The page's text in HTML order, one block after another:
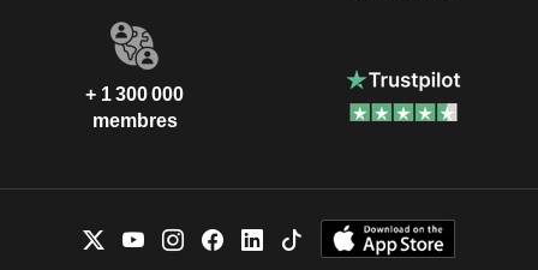
+ 1 300 000
membres